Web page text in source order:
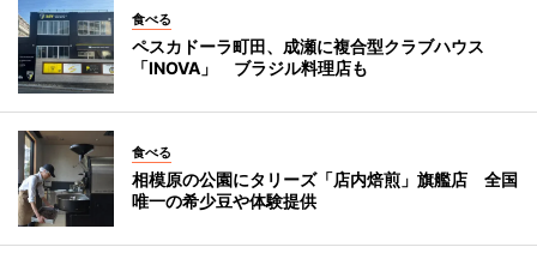
食べる
ペスカドーラ町田、成瀬に複合型クラブハウス
「INOVA」 ブラジル料理店も
食べる
相模原の公園にタリーズ「店内焙煎」旗艦店 全国
唯一の希少豆や体験提供